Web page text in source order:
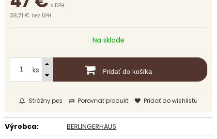
s DPH
38,21 € bez DPH
Na sklade
ks Pridať do košíka
Strážny pes Porovnať produkt Pridať do wishlistu
Výrobca:
BERLINGERHAUS